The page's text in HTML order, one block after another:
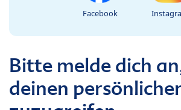
Facebook
Bitte melde dich
deinen